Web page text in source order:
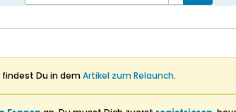
Du in demArtikel zum Relaunch.